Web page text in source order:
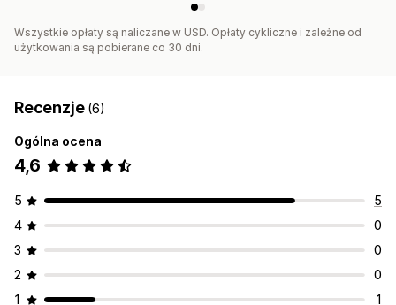
Wszystkie opłaty są naliczane w USD. Opłaty cykliczne i zależne od
użytkowania są pobierane co 30 dni.
Recenzje (6)
Ogólna ocena
4,6
5
5
4
0
3
0
2
0
1
1